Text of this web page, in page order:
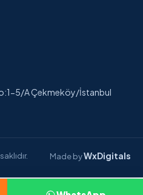
5/A Çekmeköy/İstanbul
Made byWxDigitals